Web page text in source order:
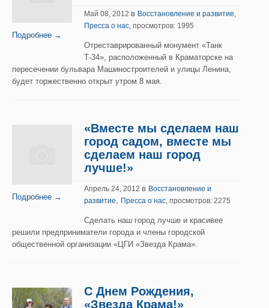
Подробнее →
Май 08, 2012 в Восстановление и развитие,
Пресса о нас, просмотров: 1995
Отреставрированный монумент «Танк
Т-34», расположенный в Краматорске на
пересечении бульвара Машиностроителей и улицы Ленина,
будет торжественно открыт утром 8 мая.
Подробнее →
«Вместе мы сделаем наш
город садом, вместе мы
сделаем наш город
лучше!»
Апрель 24, 2012 в Восстановление и
развитие, Пресса о нас, просмотров: 2275
Сделать наш город лучше и красивее
решили предприниматели города и члены городской
общественной организации «ЦГИ «Звезда Крама».
С Днем Рождения,
«Звезда Крама!»